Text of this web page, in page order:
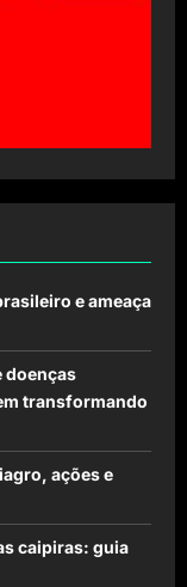
e ameaça
doenças
transformando
ações e
caipiras: guia